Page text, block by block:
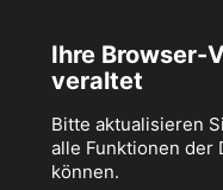
Ihre Browser-
veraltet
Bitte aktualisieren
alle Funktionen der
können.